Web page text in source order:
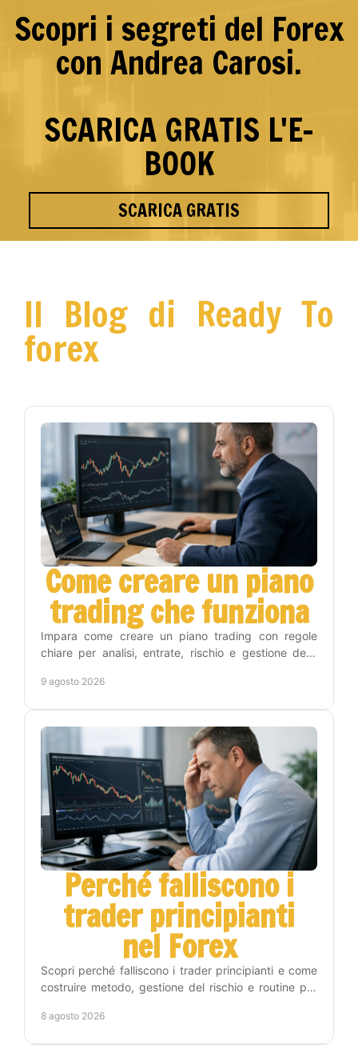
Scopri i segreti del Forex
con Andrea Carosi.
SCARICA GRATIS L'E-
BOOK
SCARICA GRATIS
Il Blog di Ready To
forex
Come creare un piano
trading che funziona
Impara come creare un piano trading con regole
chiare per analisi, entrate, rischio e gestione delle
grafici.
9 agosto 2026
Perché falliscono i
trader principianti
nel Forex
Scopri perché falliscono i trader principianti e come
costruire metodo, gestione del rischio e routine per
8 agosto 2026